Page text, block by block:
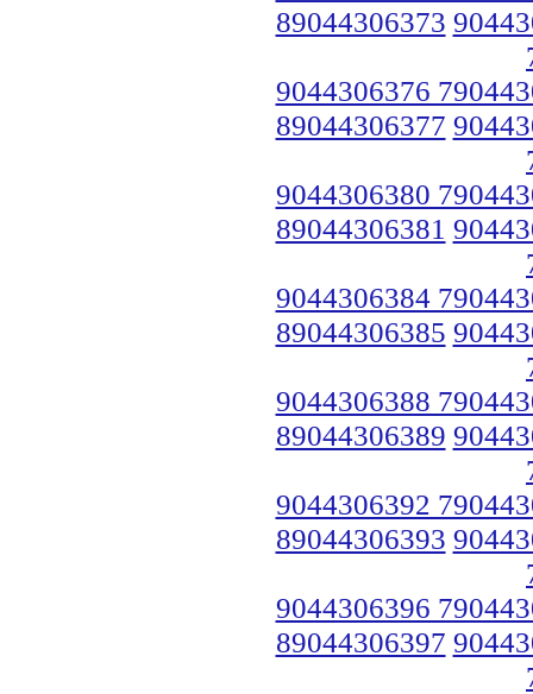
89044306373
9044306376
89044306377
9044306380
89044306381
9044306384
89044306385
9044306388
89044306389
9044306392
89044306393
9044306396
89044306397